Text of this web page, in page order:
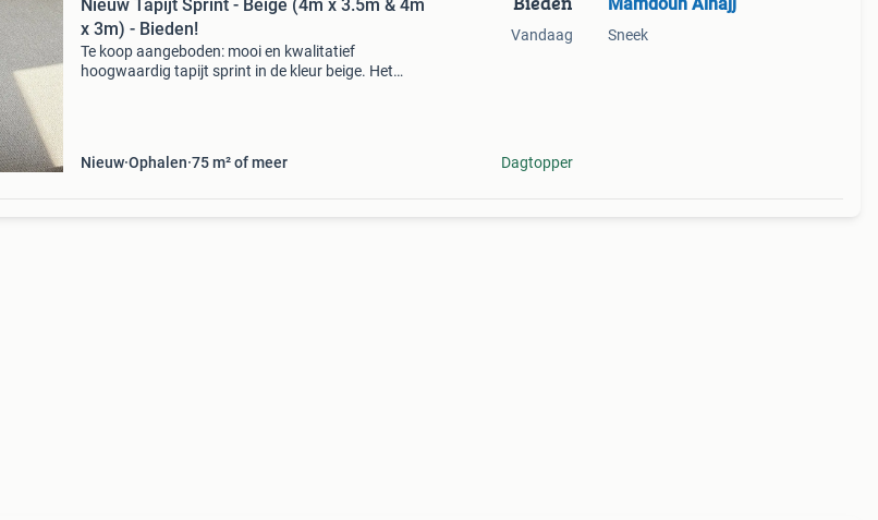
Nieuw Tapijt Sprint - Beige (4m x 3.5m & 4m
x 3m) - Bieden!
Te koop aangeboden: mooi en kwalitatief
hoogwaardig tapijt sprint in de kleur beige. Het
Nieuw Ophalen 75 m² of meer
Vandaag
Dagtopper
Sneek